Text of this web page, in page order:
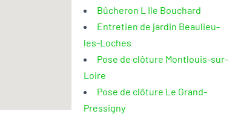
Bûcheron L Ile Bouchard
Entretien de jardin Beaulieu-
les-Loches
Pose de clôture Montlouis-sur-
Loire
Pose de clôture Le Grand-
Pressigny